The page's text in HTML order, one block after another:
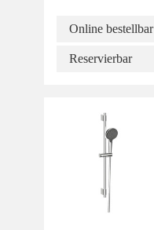
Online bestellbar
Reservierbar